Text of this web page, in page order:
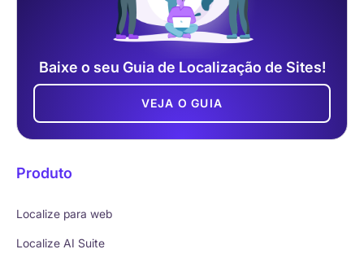
Baixe o seu Guia de Localização de Sites!
VEJA O GUIA
Produto
Localize para web
Localize AI Suite